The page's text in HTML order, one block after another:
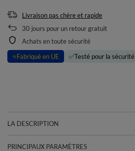
Livraison pas chère et rapide
30 jours pour un retour gratuit
Achats en toute sécurité
⭐Fabriqué en UE ✅Testé pour la sécurité
LA DESCRIPTION
PRINCIPAUX PARAMÈTRES